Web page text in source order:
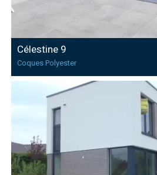
Célestine 9
Coques Polyester